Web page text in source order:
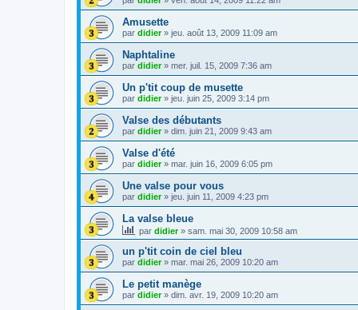
Amusette
par didier» jeu. août 13, 2009 11:09 am
Naphtaline
par didier» mer. juil. 15, 2009 7:36 am
Un p'tit coup de musette
par didier» jeu. juin 25, 2009 3:14 pm
Valse des débutants
par didier» dim. juin 21, 2009 9:43 am
Valse d'été
par didier» mar. juin 16, 2009 6:05 pm
Une valse pour vous
par didier» jeu. juin 11, 2009 4:23 pm
La valse bleue
par didier» sam. mai 30, 2009 10:58 am
un p'tit coin de ciel bleu
par didier» mar. mai 26, 2009 10:20 am
Le petit manège
par didier» dim. avr. 19, 2009 10:20 am